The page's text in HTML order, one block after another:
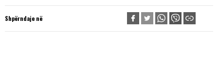
Shpërndaje në